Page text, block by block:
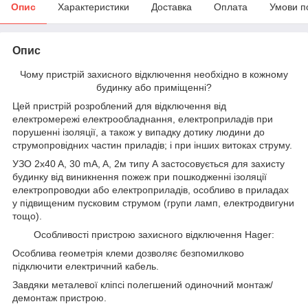
Опис Характеристики Доставка Оплата Умови
Опис
Чому пристрій захисного відключення необхідно в кожному
будинку або приміщенні?
Цей пристрій розроблений для відключення від
електромережі електрообладнання, електроприладів при
порушенні ізоляції, а також у випадку дотику людини до
струмопровідних частин приладів; і при інших витоках струму.
УЗО 2x40 A, 30 mA, A, 2м типу А застосовується для захисту
будинку від виникнення пожеж при пошкодженні ізоляції
електропроводки або електроприладів, особливо в приладах
у підвищеним пусковим струмом (групи ламп, електродвигуни
тощо).
Особливості пристрою захисного відключення Hager:
Особлива геометрія клеми дозволяє безпомилково
підключити електричний кабель.
Завдяки металевої кліпсі полегшений одиночний монтаж/
демонтаж пристрою.